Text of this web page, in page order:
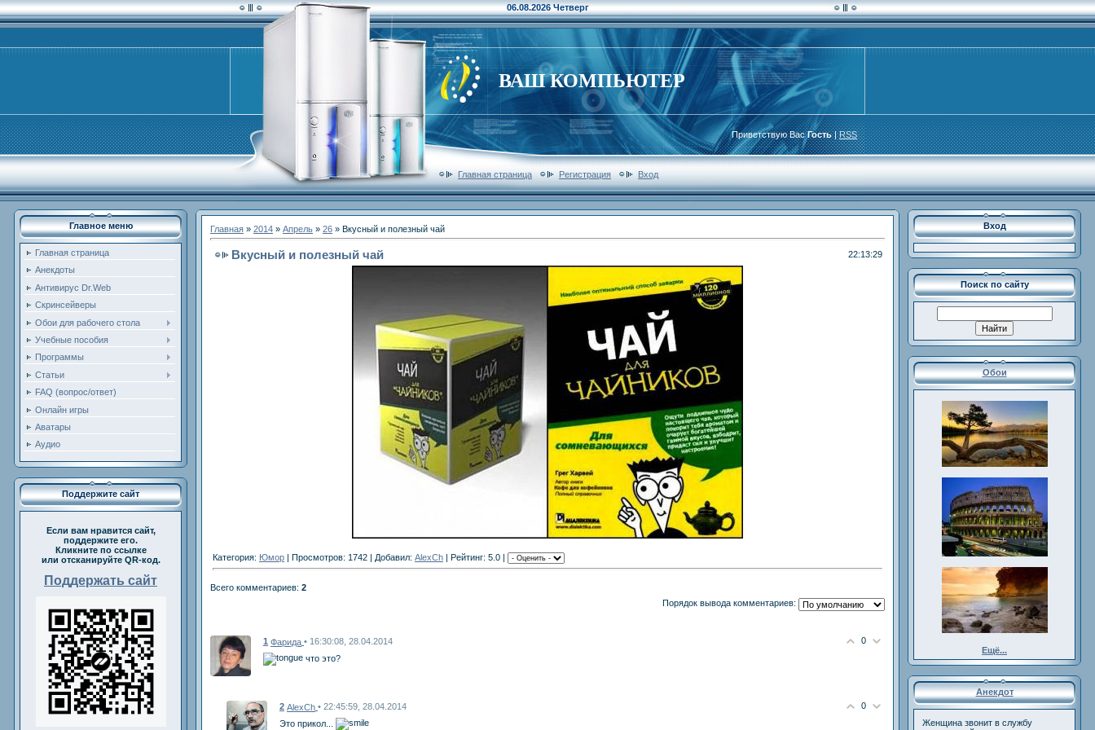
06.08.2026 Четверг
ВАШ КОМПЬЮТЕР
Приветствую ВасГость|RSS
Главная страница Регистрация Вход
Главное меню
Главная страница
Анекдоты
Антивирус Dr.Web
Скринсейверы
Обои для рабочего стола
Учебные пособия
Программы
Статьи
FAQ (вопрос/ответ)
Онлайн игры
Аватары
Аудио
Поддержите сайт
Если вам нравится сайт,
поддержите его.
Кликните по ссылке
или отсканируйте QR-код.
Поддержать сайт
Главная » 2014 » Апрель » 26 » Вкусный и полезный чай
Вкусный и полезный чай 22:13:29
Категория: Юмор | Просмотров: 1742 | Добавил: AlexCh | Рейтинг: 5.0 |
Всего комментариев: 2
Порядок вывода комментариев:
0
1 Фарида • 16:30:08, 28.04.2014
что это?
0
2 AlexCh • 22:45:59, 28.04.2014
Это прикол...
Вход
Поиск по сайту
Обои
Ещё...
Анекдот
Женщина звонит в службу